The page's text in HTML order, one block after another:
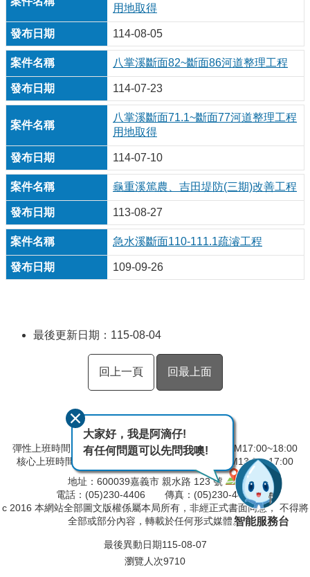
用地取得
114-08-05
八掌溪斷面82~斷面86河道整理工程
114-07-23
八掌溪斷面71.1~斷面77河道整理工程
用地取得
114-07-10
龜重溪篤農、吉田堤防(三期)改善工程
113-08-27
急水溪斷面110-111.1疏濬工程
109-09-26
最後更新日期：115-08-04
回上一頁 回最上面
彈性上班時間：AM08:00~09:00 彈性下班時間：PM17:00~18:00
核心上班時間：星期一 ~ 星期五 AM9:00~12:30 PM13:30~17:00
地址：600039嘉義市 親水路 123 號
電話：(05)230-4406 傳真：(05)230-4421
c 2016 本網站全部圖文版權係屬本局所有，非經正式書面同意， 不得將
全部或部分內容，轉載於任何形式媒體。
最後異動日期115-08-07
瀏覽人次9710
大家好，我是阿滴仔!
有任何問題可以先問我噢!
智能服務台